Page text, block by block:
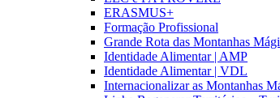
ERASMUS+
Formação Profissional
Grande Rota das Montanhas
Identidade Alimentar | AMP
Identidade Alimentar | VDL
Internacionalizar as Montanhas